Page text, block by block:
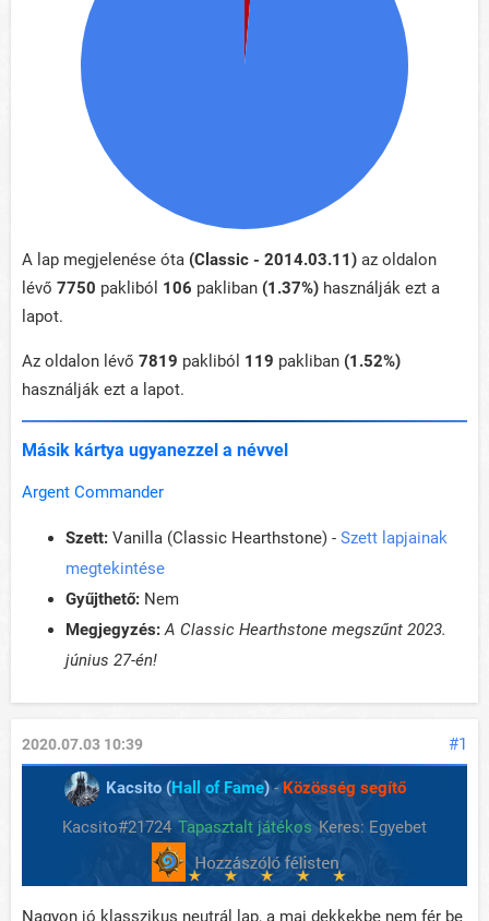
A lap megjelenése óta (Classic - 2014.03.11) az oldalon
lévő 7750 pakliból 106 pakliban (1.37%) használják ezt a
lapot.
Az oldalon lévő 7819 pakliból 119 pakliban (1.52%)
használják ezt a lapot.
Másik kártya ugyanezzel a névvel
Argent Commander
Szett: Vanilla (Classic Hearthstone) - Szett lapjainak
megtekintése
Gyűjthető: Nem
Megjegyzés: A Classic Hearthstone megszűnt 2023.
június 27-én!
#1
2020.07.03 10:39
Kacsito (Hall of Fame)-Közösség segítő
Kacsito#21724 Tapasztalt játékos Keres: Egyebet
Nagyon jó klasszikus neutrál lap, a mai dekkekbe nem fér be